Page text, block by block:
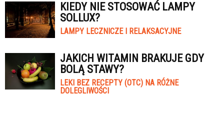
KIEDY NIE STOSOWAĆ LAMPY
SOLLUX?
LAMPY LECZNICZE I RELAKSACYJNE
JAKICH WITAMIN BRAKUJE GDY
BOLĄ STAWY?
LEKI BEZ RECEPTY (OTC) NA RÓŻNE
DOLEGLIWOŚCI